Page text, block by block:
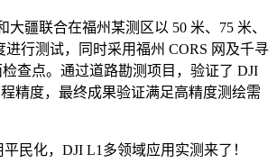
大疆联合在福州某测区以 50 米、75 米、
进行测试，同时采用福州 CORS 网及千寻
查点。通过道路勘测项目，验证了 DJI
精度，最终成果验证满足高精度测绘需